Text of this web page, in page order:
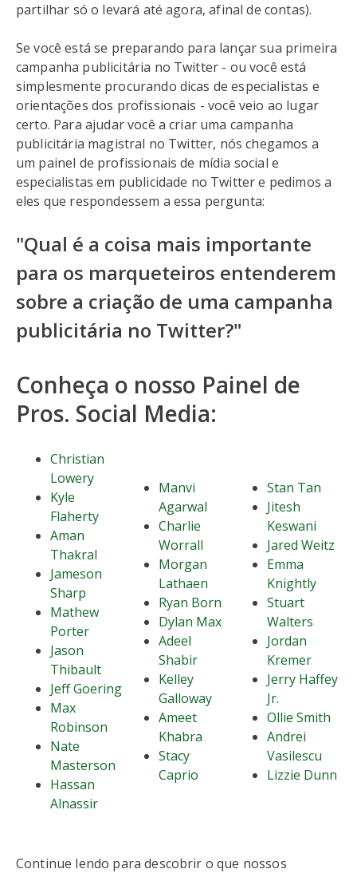
partilhar só o levará até agora, afinal de contas).
Se você está se preparando para lançar sua primeira
campanha publicitária no Twitter - ou você está
simplesmente procurando dicas de especialistas e
orientações dos profissionais - você veio ao lugar
certo. Para ajudar você a criar uma campanha
publicitária magistral no Twitter, nós chegamos a
um painel de profissionais de mídia social e
especialistas em publicidade no Twitter e pedimos a
eles que respondessem a essa pergunta:
"Qual é a coisa mais importante
para os marqueteiros entenderem
sobre a criação de uma campanha
publicitária no Twitter?"
Conheça o nosso Painel de
Pros. Social Media:
Christian
Lowery
Kyle
Flaherty
Aman
Thakral
Jameson
Sharp
Mathew
Porter
Jason
Thibault
Jeff Goering
Max
Robinson
Nate
Masterson
Hassan
Alnassir
Manvi
Agarwal
Charlie
Worrall
Morgan
Lathaen
Ryan Born
Dylan Max
Adeel
Shabir
Kelley
Galloway
Ameet
Khabra
Stacy
Caprio
Stan Tan
Jitesh
Keswani
Jared Weitz
Emma
Knightly
Stuart
Walters
Jordan
Kremer
Jerry Haffey
Jr.
Ollie Smith
Andrei
Vasilescu
Lizzie Dunn
Continue lendo para descobrir o que nossos